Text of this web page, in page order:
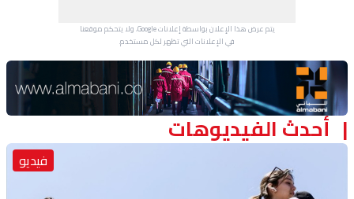
يتم عرض هذا الإعلان بواسطة إعلانات Google، ولا يتحكم موقعنا
في الإعلانات التي تظهر لكل مستخدم.
Advertisement Section
أحدث الفيديوهات
فيديو